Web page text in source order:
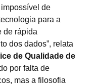
de
para a
de rápida
dos dados”, relata
de Qualidade de
por falta de
mas a filosofia